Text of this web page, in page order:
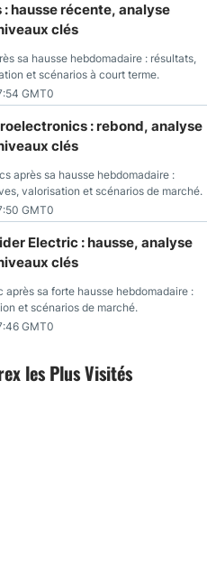
les Plus Visités
hausse récente, analyse
clés
sa hausse hebdomadaire : résultats,
et scénarios à court terme.
GMT0
: rebond, analyse
clés
après sa hausse hebdomadaire :
valorisation et scénarios de marché.
GMT0
Electric : hausse, analyse
clés
sa forte hausse hebdomadaire :
et scénarios de marché.
GMT0